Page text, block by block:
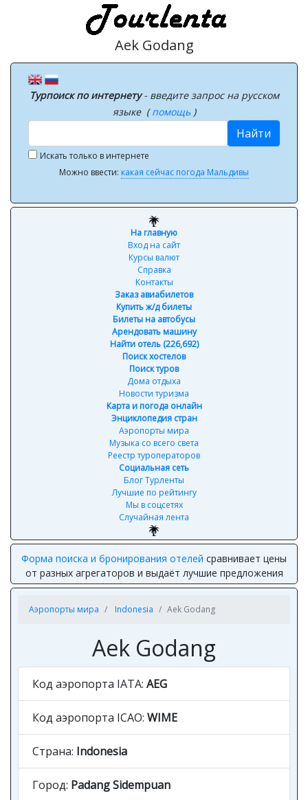
Aek Godang
Турпоиск по интернету- введите запрос на русском
языке (помощь )
Найти
Искать только в интернете
Можно ввести: какая сейчас погода Мальдивы
На главную
Вход на сайт
Курсы валют
Справка
Контакты
Заказ авиабилетов
Купить ж/д билеты
Билеты на автобусы
Арендовать машину
Найти отель (226,692)
Поиск хостелов
Поиск туров
Дома отдыха
Новости туризма
Карта и погода онлайн
Энциклопедия стран
Аэропорты мира
Музыка со всего света
Реестр туроператоров
Социальная сеть
Блог Турленты
Лучшие по рейтингу
Мы в соцсетях
Случайная лента
Форма поиска и бронирования отелей сравнивает цены
от разных агрегаторов и выдаёт лучшие предложения
Аэропорты мира Indonesia Aek Godang
Aek Godang
Код аэропорта IATA: AEG
Код аэропорта ICAO: WIME
Страна: Indonesia
Город: Padang Sidempuan